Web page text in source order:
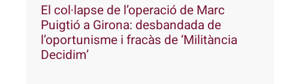
El col·lapse de l’operació de Marc
Puigtió a Girona: desbandada de
l’oportunisme i fracàs de ‘Militància
Decidim’